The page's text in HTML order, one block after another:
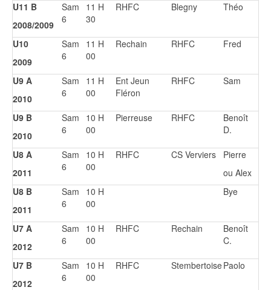
U11 B
2008/2009
Sam
6
11 H
30
RHFC Blegny Théo
U10
2009
Sam
6
11 H
00
Rechain RHFC Fred
U9 A
2010
Sam
6
11 H
00
Ent Jeun
Fléron
RHFC Sam
U9 B
2010
Sam
6
10 H
00
Pierreuse RHFC
Benoît
D.
U8 A
2011
Sam
6
10 H
00
RHFC CS Verviers
Pierre
ou Alex
U8 B
2011
Sam
6
10 H
00
Bye
U7 A
2012
Sam
6
10 H
00
RHFC Rechain
Benoît
C.
U7 B
2012
Sam
6
10 H
00
RHFC StembertoisePaolo